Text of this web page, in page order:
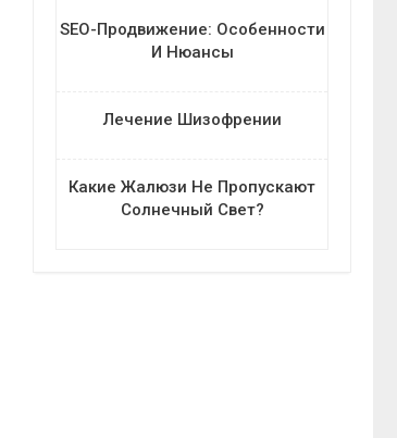
SEO-Продвижение: Особенности
И Нюансы
Лечение Шизофрении
Какие Жалюзи Не Пропускают
Солнечный Свет?